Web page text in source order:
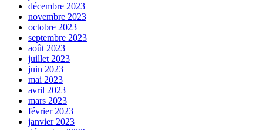
décembre 2023
novembre 2023
octobre 2023
septembre 2023
août 2023
juillet 2023
juin 2023
mai 2023
avril 2023
mars 2023
février 2023
janvier 2023